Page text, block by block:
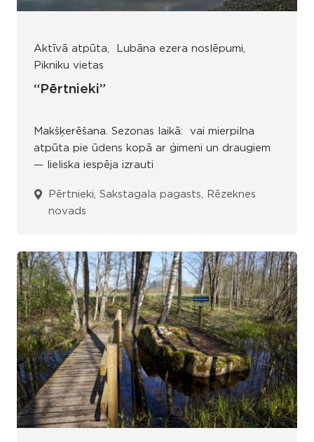
Aktīvā atpūta
Lubāna ezera noslēpumi
Pikniku vietas
“Pērtnieki”
Makšķerēšana. Sezonas laikā: vai mierpilna
atpūta pie ūdens kopā ar ģimeni un draugiem
— lieliska iespēja izrauti
Pērtnieki, Sakstagala pagasts, Rēzeknes
novads